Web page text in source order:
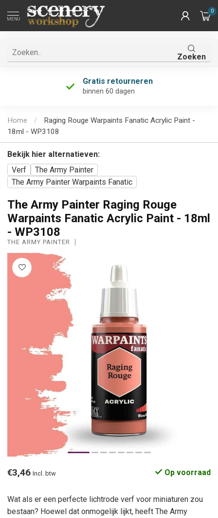
MENU
0
Zoeken
Gratis retourneren
binnen 60 dagen
Home /
Raging Rouge Warpaints Fanatic Acrylic Paint -
18ml - WP3108
Bekijk hier alternatieven:
Verf
The Army Painter
The Army Painter Warpaints Fanatic
The Army Painter Raging Rouge
Warpaints Fanatic Acrylic Paint - 18ml
- WP3108
THE ARMY PAINTER
€3,46 Incl. btw Op voorraad
Wat als er een perfecte lichtrode verf voor miniaturen zou
bestaan? Hoewel dat onmogelijk lijkt, heeft The Army